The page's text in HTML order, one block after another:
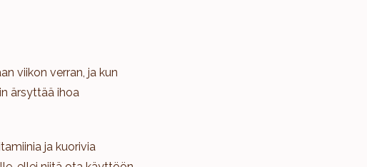
viikon verran, ja kun
ärsyttää ihoa
ja kuorivia